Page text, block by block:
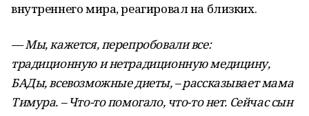
внутреннего мира, реагировал на близких.
— Мы, кажется, перепробовали все:
традиционную и нетрадиционную медицину,
БАДы, всевозможные диеты, – рассказывает мама
Тимура. – Что-то помогало, что-то нет. Сейчас сын